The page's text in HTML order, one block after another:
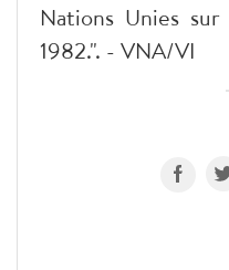
Nations Unies
1982.". - VNA/VI